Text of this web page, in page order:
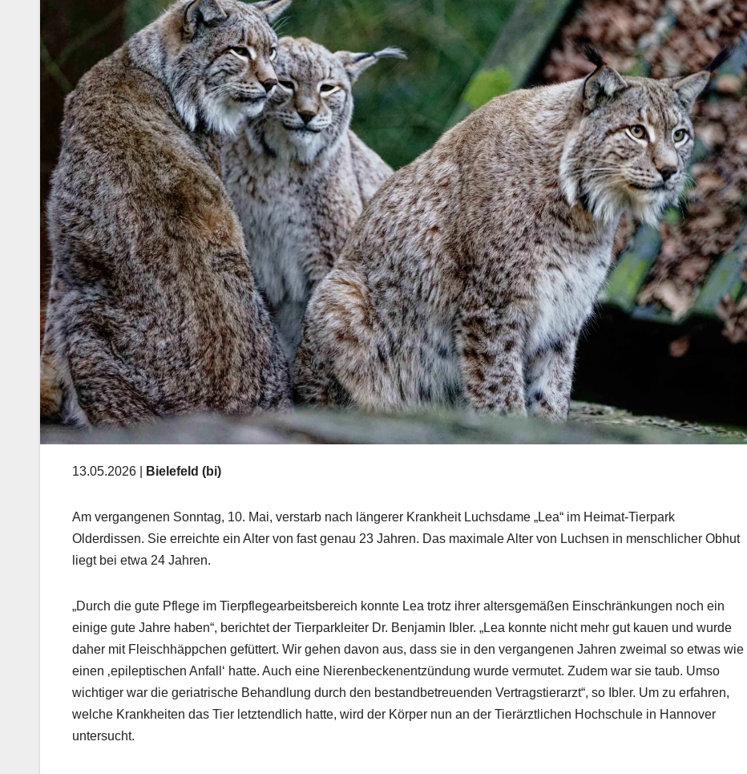
13.05.2026 | Bielefeld (bi)
Am vergangenen Sonntag, 10. Mai, verstarb nach längerer Krankheit Luchsdame „Lea“ im Heimat-Tierpark
Olderdissen. Sie erreichte ein Alter von fast genau 23 Jahren. Das maximale Alter von Luchsen in menschlicher Obhut
liegt bei etwa 24 Jahren.
„Durch die gute Pflege im Tierpflegearbeitsbereich konnte Lea trotz ihrer altersgemäßen Einschränkungen noch ein
einige gute Jahre haben“, berichtet der Tierparkleiter Dr. Benjamin Ibler. „Lea konnte nicht mehr gut kauen und wurde
daher mit Fleischhäppchen gefüttert. Wir gehen davon aus, dass sie in den vergangenen Jahren zweimal so etwas wie
einen ‚epileptischen Anfall‘ hatte. Auch eine Nierenbeckenentzündung wurde vermutet. Zudem war sie taub. Umso
wichtiger war die geriatrische Behandlung durch den bestandbetreuenden Vertragstierarzt“, so Ibler. Um zu erfahren,
welche Krankheiten das Tier letztendlich hatte, wird der Körper nun an der Tierärztlichen Hochschule in Hannover
untersucht.